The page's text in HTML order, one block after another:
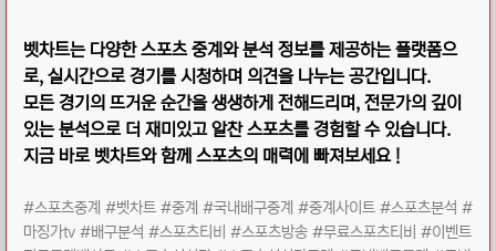
벳차트는 다양한 스포츠 중계와 분석 정보를 제공하는 플랫폼으
로, 실시간으로 경기를 시청하며 의견을 나누는 공간입니다.
모든 경기의 뜨거운 순간을 생생하게 전해드리며, 전문가의 깊이
있는 분석으로 더 재미있고 알찬 스포츠를 경험할 수 있습니다.
지금 바로 벳차트와 함께 스포츠의 매력에 빠져보세요 !
#스포츠중계 #벳차트 #중계 #국내배구중계 #중계사이트 #스포츠분석 #
마징가tv #배구분석 #스포츠티비 #스포츠방송 #무료스포츠티비 #이벤트